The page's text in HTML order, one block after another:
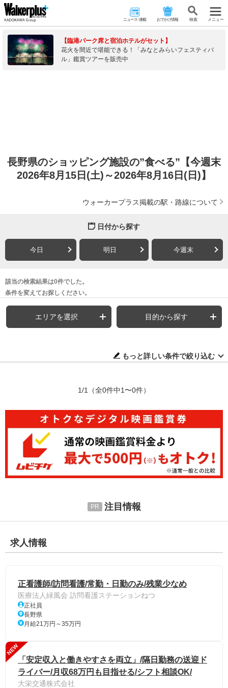
ニュース･連載 おでかけ情報 検 索 メニュー
【臨港パーク席と宿泊ホテルがセット】
花火を間近で堪能できる！「みなとみらいフェスティバ
ル」鑑賞ツアーを販売中
長野県のショッピング施設の”食べる”【今週末
2026年8月15日(土)～2026年8月16日(日)】
ウォーカープラス掲載の駅・路線について
日付から探す
今日 明日 今週末
該当の検索結果は0件でした。
条件を変えてお探しください。
エリアを選択 目的から探す
もっと詳しい条件で絞り込む
1/1 （全0件中1〜0件）
注目情報
求人情報
正看護師/訪問看護/常勤・日勤のみ/残業少なめ
医療法人緑風会 訪問看護ステーションねつ
正社員
長野県
月給21万円～35万円
NEW
「安定収入と働きやすさを両立」/隔日勤務の送迎ド
ライバー/月収68万円も目指せる/シフト相談OK/
大栄交通株式会社